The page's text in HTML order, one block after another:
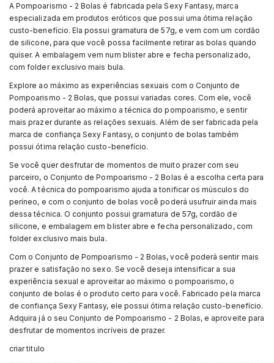
A Pompoarismo - 2 Bolas é fabricada pela Sexy Fantasy, marca
especializada em produtos eróticos que possui uma ótima relação
custo-benefício. Ela possui gramatura de 57g, e vem com um cordão
de silicone, para que você possa facilmente retirar as bolas quando
quiser. A embalagem vem num blister abre e fecha personalizado,
com folder exclusivo mais bula.
Explore ao máximo as experiências sexuais com o Conjunto de
Pompoarismo - 2 Bolas, que possui variadas cores. Com ele, você
poderá aproveitar ao máximo a técnica do pompoarismo, e sentir
mais prazer durante as relações sexuais. Além de ser fabricada pela
marca de confiança Sexy Fantasy, o conjunto de bolas também
possui ótima relação custo-benefício.
Se você quer desfrutar de momentos de muito prazer com seu
parceiro, o Conjunto de Pompoarismo - 2 Bolas é a escolha certa para
você. A técnica do pompoarismo ajuda a tonificar os músculos do
períneo, e com o conjunto de bolas você poderá usufruir ainda mais
dessa técnica. O conjunto possui gramatura de 57g, cordão de
silicone, e embalagem em blister abre e fecha personalizado, com
folder exclusivo mais bula.
Com o Conjunto de Pompoarismo - 2 Bolas, você poderá sentir mais
prazer e satisfação no sexo. Se você deseja intensificar a sua
experiência sexual e aproveitar ao máximo o pompoarismo, o
conjunto de bolas é o produto certo para você. Fabricado pela marca
de confiança Sexy Fantasy, ele possui ótima relação custo-benefício.
Adquira já o seu Conjunto de Pompoarismo - 2 Bolas, e aproveite para
desfrutar de momentos incríveis de prazer.
criar titulo